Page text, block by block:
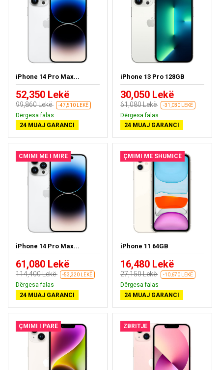
iPhone 14 Pro Max...
52,350 Lekë
99,860 Lekë -47,510 LEKË
Dërgesa falas
24 MUAJ GARANCI
iPhone 13 Pro 128GB
30,050 Lekë
61,080 Lekë -31,030 LEKË
Dërgesa falas
24 MUAJ GARANCI
CMIMI ME I MIRE
iPhone 14 Pro Max...
61,080 Lekë
114,400 Lekë -53,320 LEKË
Dërgesa falas
24 MUAJ GARANCI
ÇMIMI ME SHUMICË
iPhone 11 64GB
16,480 Lekë
27,150 Lekë -10,670 LEKË
Dërgesa falas
24 MUAJ GARANCI
ÇMIMI I PARË ZBRITJE